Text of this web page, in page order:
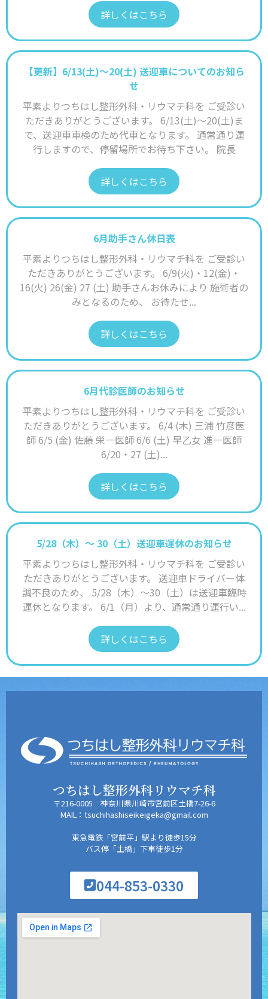
詳しくはこちら
【更新】6/13(土)～20(土) 送迎車についてのお知ら
せ
平素よりつちはし整形外科・リウマチ科を ご受診い
ただきありがとうございます。 6/13(土)～20(土)ま
で、送迎車車検のため代車となります。 通常通り運
行しますので、停留場所でお待ち下さい。 院長
詳しくはこちら
6月助手さん休日表
平素よりつちはし整形外科・リウマチ科を ご受診い
ただきありがとうございます。 6/9(火)・12(金)・
16(火) 26(金) 27 (土) 助手さんお休みにより 施術者の
みとなるのため、 お待たせ...
詳しくはこちら
6月代診医師のお知らせ
平素よりつちはし整形外科・リウマチ科を ご受診い
ただきありがとうございます。 6/4 (木) 三浦 竹彦医
師 6/5 (金) 佐藤 栄一医師 6/6 (土) 早乙女 進一医師
6/20・27 (土)...
詳しくはこちら
5/28（木）〜 30（土）送迎車運休のお知らせ
平素よりつちはし整形外科・リウマチ科を ご受診い
ただきありがとうございます。 送迎車ドライバー体
調不良のため、 5/28（木）〜30（土）は送迎車臨時
運休となります。 6/1（月）より、通常通り運行い...
詳しくはこちら
つちはし整形外科リウマチ科
〒216-0005 神奈川県川崎市宮前区土橋7-26-6
MAIL：tsuchihashiseikeigeka@gmail.com
東急電鉄「宮前平」駅より徒歩15分
バス停「土橋」下車徒歩1分
044-853-0330